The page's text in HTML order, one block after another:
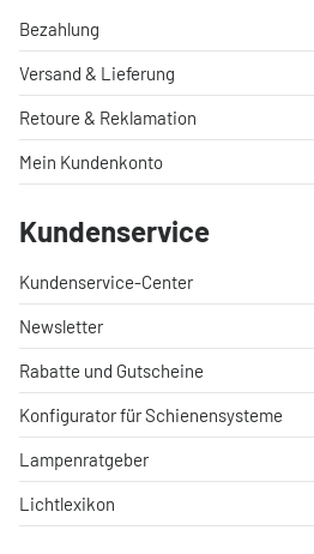
Bezahlung
Versand & Lieferung
Retoure & Reklamation
Mein Kundenkonto
Kundenservice
Kundenservice-Center
Newsletter
Rabatte und Gutscheine
Konfigurator für Schienensysteme
Lampenratgeber
Lichtlexikon